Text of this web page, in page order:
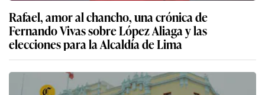
Rafael, amor al chancho, una crónica de
Fernando Vivas sobre López Aliaga y las
elecciones para la Alcaldía de Lima